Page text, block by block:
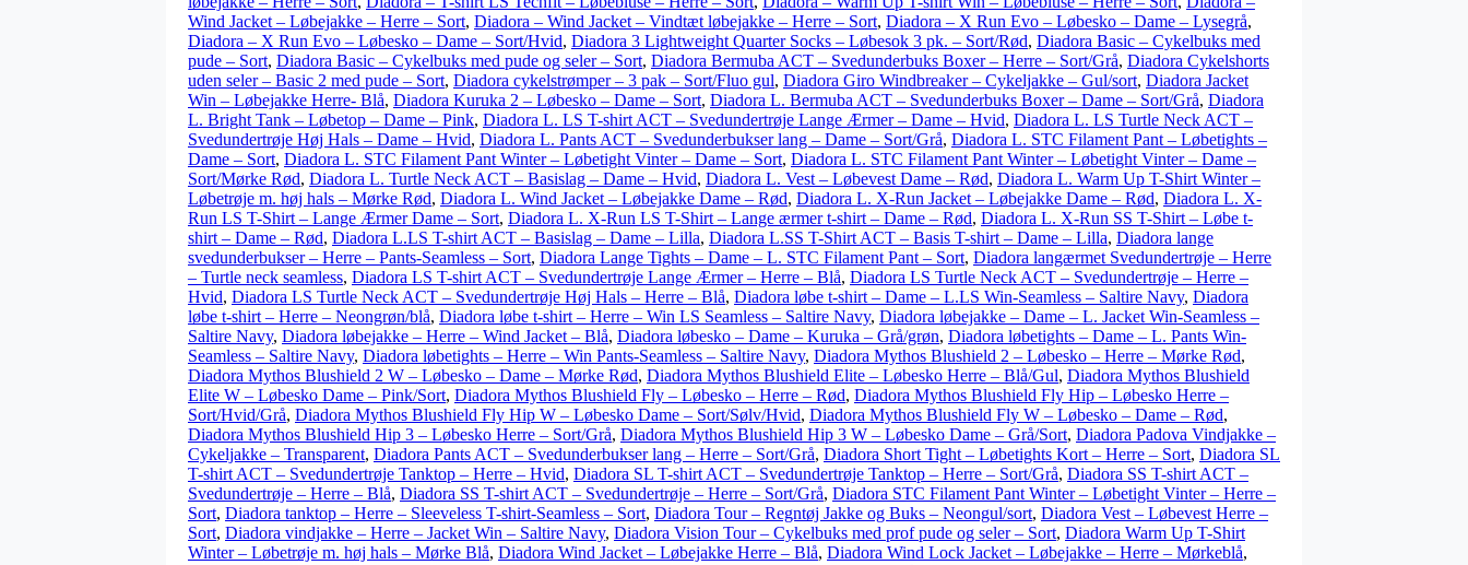
Wind Jacket – Løbejakke – Herre – Sort, Diadora – Wind Jacket – Vindtæt løbejakke – Herre – Sort, Diadora – X Run Evo – Løbesko – Dame – Lysegrå,
Diadora – X Run Evo – Løbesko – Dame – Sort/Hvid, Diadora 3 Lightweight Quarter Socks – Løbesok 3 pk. – Sort/Rød, Diadora Basic – Cykelbuks med
pude – Sort, Diadora Basic – Cykelbuks med pude og seler – Sort, Diadora Bermuba ACT – Svedunderbuks Boxer – Herre – Sort/Grå, Diadora Cykelshorts
uden seler – Basic 2 med pude – Sort, Diadora cykelstrømper – 3 pak – Sort/Fluo gul, Diadora Giro Windbreaker – Cykeljakke – Gul/sort, Diadora Jacket
Win – Løbejakke Herre- Blå, Diadora Kuruka 2 – Løbesko – Dame – Sort, Diadora L. Bermuba ACT – Svedunderbuks Boxer – Dame – Sort/Grå, Diadora
L. Bright Tank – Løbetop – Dame – Pink, Diadora L. LS T-shirt ACT – Svedundertrøje Lange Ærmer – Dame – Hvid, Diadora L. LS Turtle Neck ACT –
Svedundertrøje Høj Hals – Dame – Hvid, Diadora L. Pants ACT – Svedunderbukser lang – Dame – Sort/Grå, Diadora L. STC Filament Pant – Løbetights –
Dame – Sort, Diadora L. STC Filament Pant Winter – Løbetight Vinter – Dame – Sort, Diadora L. STC Filament Pant Winter – Løbetight Vinter – Dame –
Sort/Mørke Rød, Diadora L. Turtle Neck ACT – Basislag – Dame – Hvid, Diadora L. Vest – Løbevest Dame – Rød, Diadora L. Warm Up T-Shirt Winter –
Løbetrøje m. høj hals – Mørke Rød, Diadora L. Wind Jacket – Løbejakke Dame – Rød, Diadora L. X-Run Jacket – Løbejakke Dame – Rød, Diadora L. X-
Run LS T-Shirt – Lange Ærmer Dame – Sort, Diadora L. X-Run LS T-Shirt – Lange ærmer t-shirt – Dame – Rød, Diadora L. X-Run SS T-Shirt – Løbe t-
shirt – Dame – Rød, Diadora L.LS T-shirt ACT – Basislag – Dame – Lilla, Diadora L.SS T-Shirt ACT – Basis T-shirt – Dame – Lilla, Diadora lange
svedunderbukser – Herre – Pants-Seamless – Sort, Diadora Lange Tights – Dame – L. STC Filament Pant – Sort, Diadora langærmet Svedundertrøje – Herre
– Turtle neck seamless, Diadora LS T-shirt ACT – Svedundertrøje Lange Ærmer – Herre – Blå, Diadora LS Turtle Neck ACT – Svedundertrøje – Herre –
Hvid, Diadora LS Turtle Neck ACT – Svedundertrøje Høj Hals – Herre – Blå, Diadora løbe t-shirt – Dame – L.LS Win-Seamless – Saltire Navy, Diadora
løbe t-shirt – Herre – Neongrøn/blå, Diadora løbe t-shirt – Herre – Win LS Seamless – Saltire Navy, Diadora løbejakke – Dame – L. Jacket Win-Seamless –
Saltire Navy, Diadora løbejakke – Herre – Wind Jacket – Blå, Diadora løbesko – Dame – Kuruka – Grå/grøn, Diadora løbetights – Dame – L. Pants Win-
Seamless – Saltire Navy, Diadora løbetights – Herre – Win Pants-Seamless – Saltire Navy, Diadora Mythos Blushield 2 – Løbesko – Herre – Mørke Rød,
Diadora Mythos Blushield 2 W – Løbesko – Dame – Mørke Rød, Diadora Mythos Blushield Elite – Løbesko Herre – Blå/Gul, Diadora Mythos Blushield
Elite W – Løbesko Dame – Pink/Sort, Diadora Mythos Blushield Fly – Løbesko – Herre – Rød, Diadora Mythos Blushield Fly Hip – Løbesko Herre –
Sort/Hvid/Grå, Diadora Mythos Blushield Fly Hip W – Løbesko Dame – Sort/Sølv/Hvid, Diadora Mythos Blushield Fly W – Løbesko – Dame – Rød,
Diadora Mythos Blushield Hip 3 – Løbesko Herre – Sort/Grå, Diadora Mythos Blushield Hip 3 W – Løbesko Dame – Grå/Sort, Diadora Padova Vindjakke –
Cykeljakke – Transparent, Diadora Pants ACT – Svedunderbukser lang – Herre – Sort/Grå, Diadora Short Tight – Løbetights Kort – Herre – Sort, Diadora SL
T-shirt ACT – Svedundertrøje Tanktop – Herre – Hvid, Diadora SL T-shirt ACT – Svedundertrøje Tanktop – Herre – Sort/Grå, Diadora SS T-shirt ACT –
Svedundertrøje – Herre – Blå, Diadora SS T-shirt ACT – Svedundertrøje – Herre – Sort/Grå, Diadora STC Filament Pant Winter – Løbetight Vinter – Herre –
Sort, Diadora tanktop – Herre – Sleeveless T-shirt-Seamless – Sort, Diadora Tour – Regntøj Jakke og Buks – Neongul/sort, Diadora Vest – Løbevest Herre –
Sort, Diadora vindjakke – Herre – Jacket Win – Saltire Navy, Diadora Vision Tour – Cykelbuks med prof pude og seler – Sort, Diadora Warm Up T-Shirt
Winter – Løbetrøje m. høj hals – Mørke Blå, Diadora Wind Jacket – Løbejakke Herre – Blå, Diadora Wind Lock Jacket – Løbejakke – Herre – Mørkeblå,